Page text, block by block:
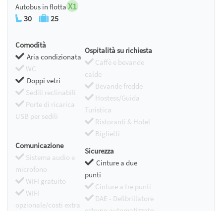
Autobus in flotta X1
30 25
Comodità
Aria condizionata
WC
Doppi vetri
Sedili reclinabili
Porte di ricarica
USB per sedili
Ospitalità su richiesta
Caffè e bevande
calde
Bevande fredde
Hostess/Guida
Turistica
Ristoranti & Hotel
Biglietti
Comunicazione
Sistema audio e
microfono
WIFI gratuito
WIFI
opzionale/costi extra
Sicurezza
Cinture a due
punti
Cinture a tre punti
DAE - Defibrillatore